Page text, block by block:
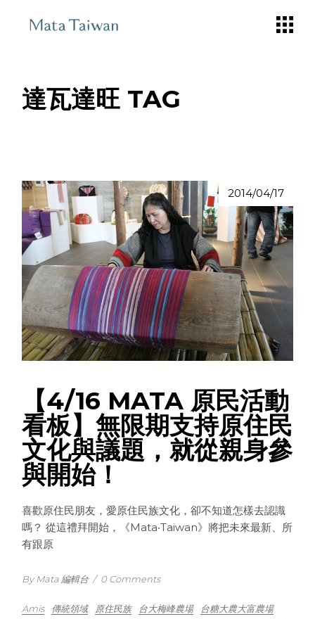
達瓦達旺 TAG
2014/04/17
【4/16 MATA 原民活動
看板】無限期支持原住民
文化與議題，就從親身參
與開始！
喜歡原住民朋友，愛原住民族文化，卻不知道怎樣去認識
嗎？ 從這禮拜開始，《Mata‧Taiwan》將把未來最新、所
有跟原
By Mata 編輯台 / 0 Comments
Amis 傳統領域 原住民族 台大梅峰農場
台糖大農大富農場